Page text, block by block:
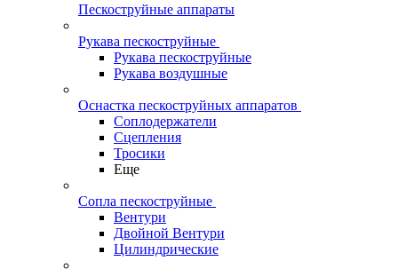
Пескоструйные аппараты
Рукава пескоструйные
Рукава пескоструйные
Рукава воздушные
Оснастка пескоструйных аппаратов
Соплодержатели
Сцепления
Тросики
Еще
Сопла пескоструйные
Вентури
Двойной Вентури
Цилиндрические